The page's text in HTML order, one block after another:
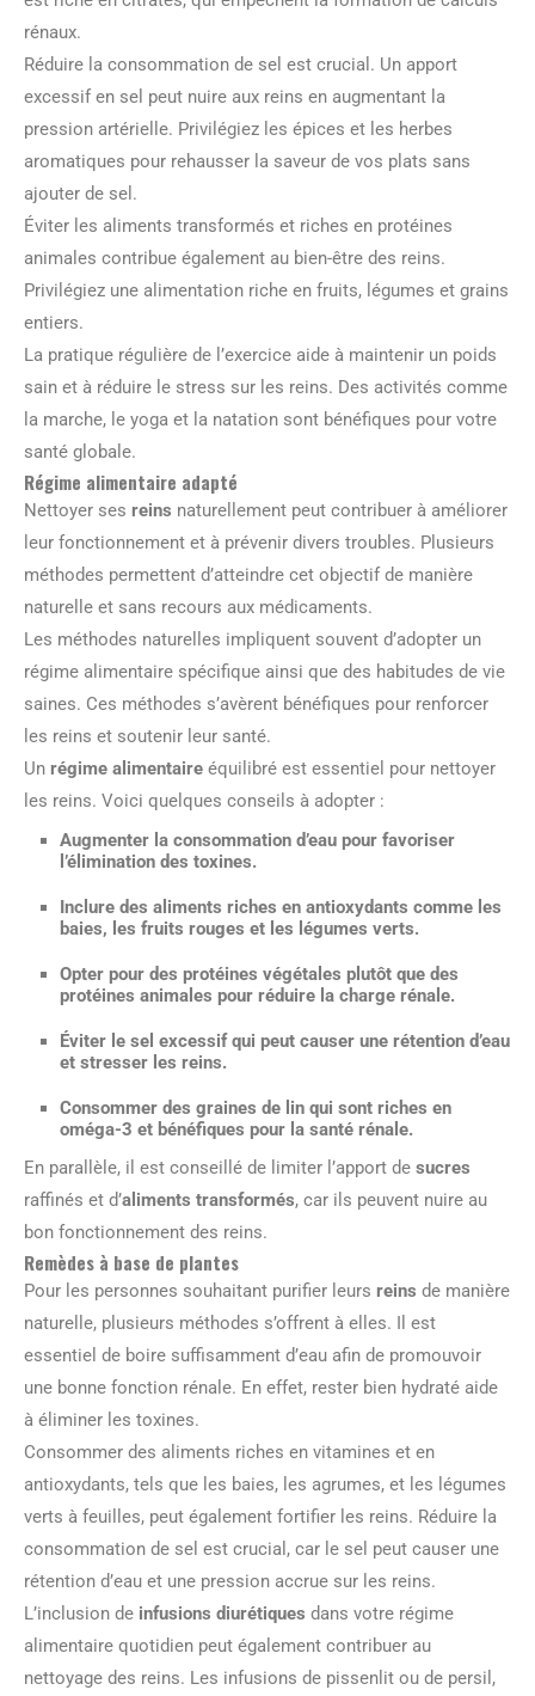
rénaux.
Réduire la consommation de sel est crucial. Un apport
excessif en sel peut nuire aux reins en augmentant la
pression artérielle. Privilégiez les épices et les herbes
aromatiques pour rehausser la saveur de vos plats sans
ajouter de sel.
Éviter les aliments transformés et riches en protéines
animales contribue également au bien-être des reins.
Privilégiez une alimentation riche en fruits, légumes et grains
entiers.
La pratique régulière de l’exercice aide à maintenir un poids
sain et à réduire le stress sur les reins. Des activités comme
la marche, le yoga et la natation sont bénéfiques pour votre
santé globale.
Régime alimentaire adapté
Nettoyer ses reins naturellement peut contribuer à améliorer
leur fonctionnement et à prévenir divers troubles. Plusieurs
méthodes permettent d’atteindre cet objectif de manière
naturelle et sans recours aux médicaments.
Les méthodes naturelles impliquent souvent d’adopter un
régime alimentaire spécifique ainsi que des habitudes de vie
saines. Ces méthodes s’avèrent bénéfiques pour renforcer
les reins et soutenir leur santé.
Un régime alimentaire équilibré est essentiel pour nettoyer
les reins. Voici quelques conseils à adopter :
Augmenter la consommation d’eau pour favoriser
l’élimination des toxines.
Inclure des aliments riches en antioxydants comme les
baies, les fruits rouges et les légumes verts.
Opter pour des protéines végétales plutôt que des
protéines animales pour réduire la charge rénale.
Éviter le sel excessifqui peut causer une rétention d’eau
et stresser les reins.
Consommer des graines de lin qui sont riches en
oméga-3 et bénéfiques pour la santé rénale.
En parallèle, il est conseillé de limiter l’apport de sucres
raffinés et d’aliments transformés, car ils peuvent nuire au
bon fonctionnement des reins.
Remèdes à base de plantes
Pour les personnes souhaitant purifier leurs reins de manière
naturelle, plusieurs méthodes s’offrent à elles. Il est
essentiel de boire suffisamment d’eau afin de promouvoir
une bonne fonction rénale. En effet, rester bien hydraté aide
à éliminer les toxines.
Consommer des aliments riches en vitamines et en
antioxydants, tels que les baies, les agrumes, et les légumes
verts à feuilles, peut également fortifier les reins. Réduire la
consommation de sel est crucial, car le sel peut causer une
rétention d’eau et une pression accrue sur les reins.
L’inclusion de infusions diurétiques dans votre régime
alimentaire quotidien peut également contribuer au
nettoyage des reins. Les infusions de pissenlit ou de persil,